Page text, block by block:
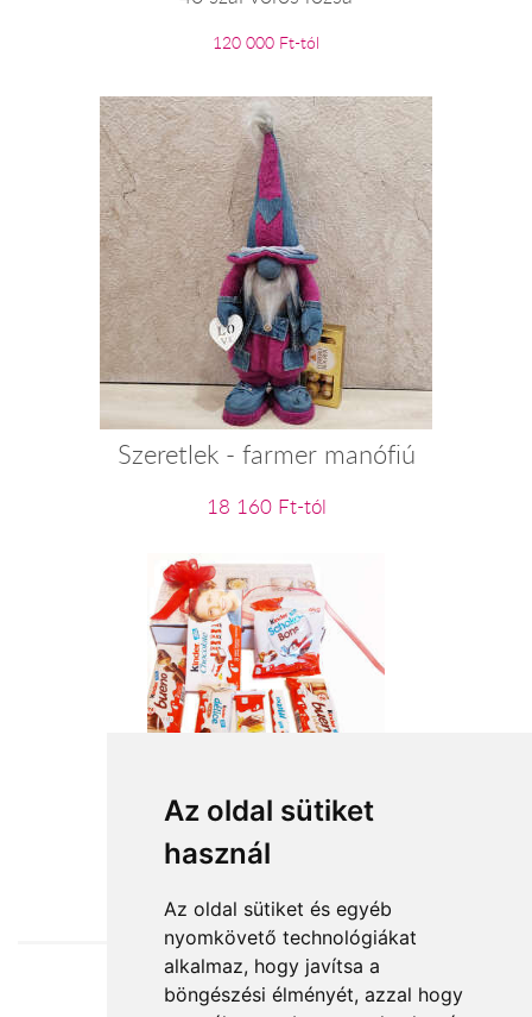
Az oldal sütiket
használ
Az oldal sütiket és egyéb
nyomkövető technológiákat
alkalmaz, hogy javítsa a
böngészési élményét, azzal hogy
120 000 Ft-tól
Szeretlek - farmer manófiú
18 160 Ft-tól
Kinder csoki ajándékcsomag
11 720 Ft-tól
Elfogadott fizetési módok